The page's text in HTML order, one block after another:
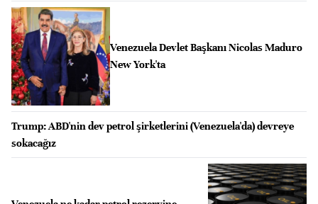
Venezuela Devlet Başkanı Nicolas Maduro
New York'ta
Trump: ABD'nin dev petrol şirketlerini (Venezuela'da) devreye
sokacağız